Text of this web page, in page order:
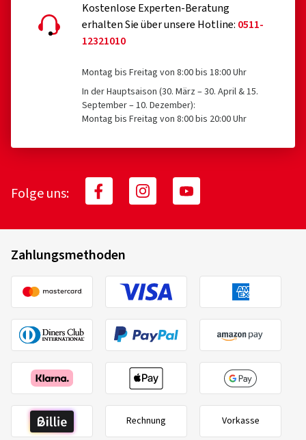
Kostenlose Experten-Beratung
erhalten Sie über unsere Hotline: 0511-
12321010
Montag bis Freitag von 8:00 bis 18:00 Uhr
In der Hauptsaison (30. März – 30. April & 15.
September – 10. Dezember):
Montag bis Freitag von 8:00 bis 20:00 Uhr
Folge uns:
Zahlungsmethoden
Rechnung Vorkasse